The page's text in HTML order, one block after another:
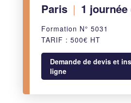
Paris | 1
Formation N° 5031
TARIF : 500€ HT
Demande de devis et
ligne